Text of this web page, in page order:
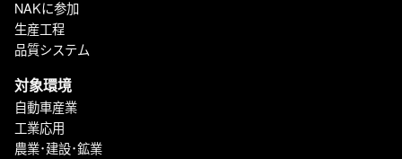
NAKに参加
生産工程
品質システム
対象環境
自動車産業
工業応用
農業･建設･鉱業